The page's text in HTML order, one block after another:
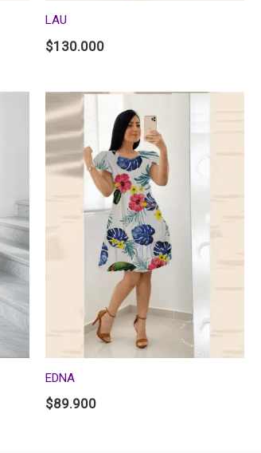
LAU
$130.000
EDNA
$89.900